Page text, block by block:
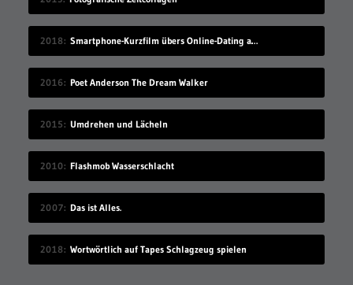
2018 Smartphone-Kurzfilm übers Online-Dating auf Zugreise
2016 Poet Anderson The Dream Walker
2015 Umdrehen und Lächeln
2010 Flashmob Wasserschlacht
2007 Das ist Alles.
2018 Wortwörtlich auf Tapes Schlagzeug spielen